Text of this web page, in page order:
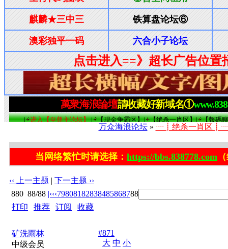
万众海浪论坛» ┈┋绝杀一肖区
当网络繁忙时请选择： https://bbs.838778.com
‹‹ 上一主题 | 下一主题 ››
880 88/88 |‹‹‹79808182838485868788
打印
推荐 订阅
收藏
矿洗雨林
中级会员
#871
大 中 小